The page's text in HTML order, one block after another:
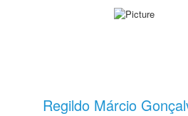
Regildo Márcio